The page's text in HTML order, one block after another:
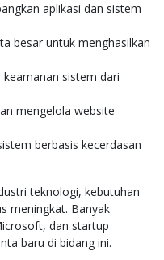
aplikasi dan sistem
besar untuk menghasilkan
sistem dari
mengelola website
berbasis kecerdasan
teknologi, kebutuhan
meningkat. Banyak
dan startup
baru di bidang ini.